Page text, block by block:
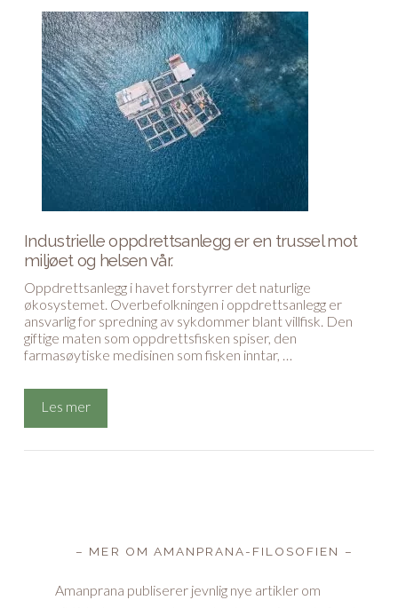
Industrielle oppdrettsanlegg er en trussel mot
miljøet og helsen vår.
Oppdrettsanlegg i havet forstyrrer det naturlige
økosystemet. Overbefolkningen i oppdrettsanlegg er
ansvarlig for spredning av sykdommer blant villfisk. Den
giftige maten som oppdrettsfisken spiser, den
farmasøytiske medisinen som fisken inntar, …
Les mer
– MER OM AMANPRANA-FILOSOFIEN –
Amanprana publiserer jevnlig nye artikler om